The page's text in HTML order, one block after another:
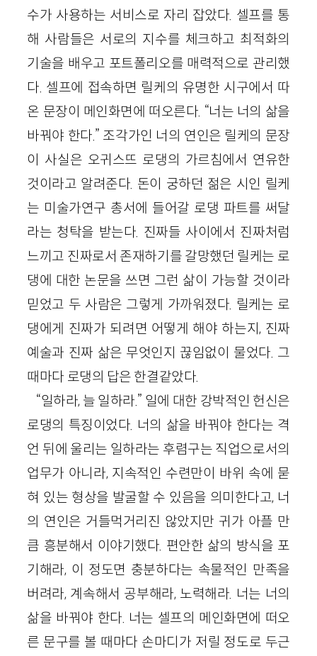
수가 사용하는 서비스로 자리 잡았다. 셀프를 통
해 사람들은 서로의 지수를 체크하고 최적화의
기술을 배우고 포트폴리오를 매력적으로 관리했
다. 셀프에 접속하면 릴케의 유명한 시구에서 따
온 문장이 메인화면에 떠오른다. “너는 너의 삶을
바꿔야 한다.” 조각가인 너의 연인은 릴케의 문장
이 사실은 오귀스뜨 로댕의 가르침에서 연유한
것이라고 알려준다. 돈이 궁하던 젊은 시인 릴케
는 미술가연구 총서에 들어갈 로댕 파트를 써달
라는 청탁을 받는다. 진짜들 사이에서 진짜처럼
느끼고 진짜로서 존재하기를 갈망했던 릴케는 로
댕에 대한 논문을 쓰면 그런 삶이 가능할 것이라
믿었고 두 사람은 그렇게 가까워졌다. 릴케는 로
댕에게 진짜가 되려면 어떻게 해야 하는지, 진짜
예술과 진짜 삶은 무엇인지 끊임없이 물었다. 그
때마다 로댕의 답은 한결같았다.
“일하라, 늘 일하라.” 일에 대한 강박적인 헌신은
로댕의 특징이었다. 너의 삶을 바꿔야 한다는 격
언 뒤에 울리는 일하라는 후렴구는 직업으로서의
업무가 아니라, 지속적인 수련만이 바위 속에 묻
혀 있는 형상을 발굴할 수 있음을 의미한다고, 너
의 연인은 거들먹거리진 않았지만 귀가 아플 만
큼 흥분해서 이야기했다. 편안한 삶의 방식을 포
기해라, 이 정도면 충분하다는 속물적인 만족을
버려라, 계속해서 공부해라, 노력해라. 너는 너의
삶을 바꿔야 한다. 너는 셀프의 메인화면에 떠오
른 문구를 볼 때마다 손마디가 저릴 정도로 두근